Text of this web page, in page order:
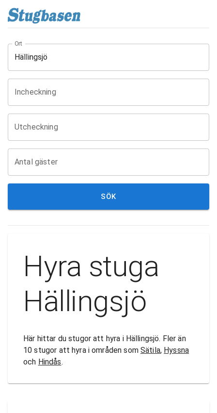
Ort
Incheckning
Utcheckning
Antal gäster
SÖK
Hyra stuga
Hällingsjö
Här hittar du stugor att hyra i Hällingsjö. Fler än
10 stugor att hyra i områden som Sätila, Hyssna
och Hindås.